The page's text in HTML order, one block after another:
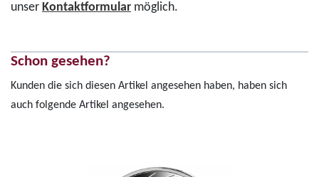
unser Kontaktformular möglich.
Schon gesehen?
Kunden die sich diesen Artikel angesehen haben, haben sich
auch folgende Artikel angesehen.